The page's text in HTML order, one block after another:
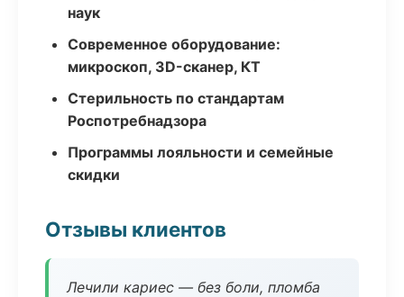
наук
Современное оборудование:
микроскоп, 3D-сканер, КТ
Стерильность по стандартам
Роспотребнадзора
Программы лояльности и семейные
скидки
Отзывы клиентов
Лечили кариес — без боли, пломба